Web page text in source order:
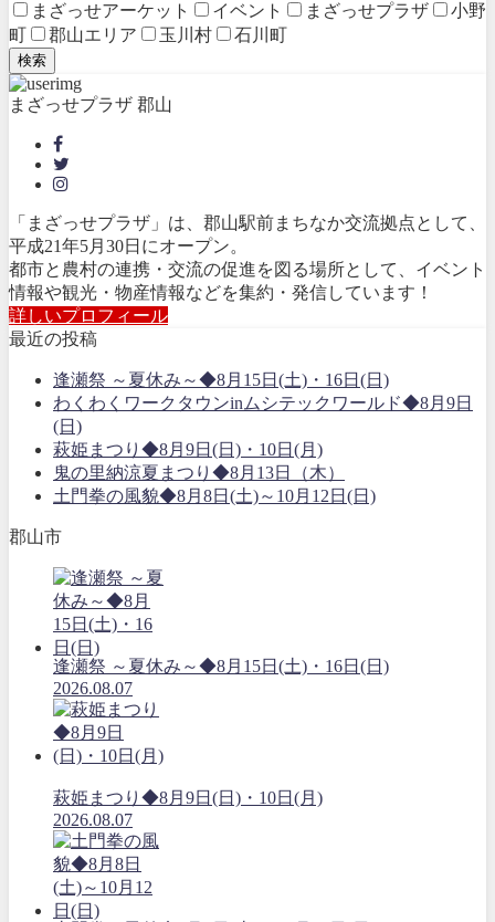
まざっせアーケット
イベント まざっせプラザ
小野
町
郡山エリア 玉川村 石川町
検索
まざっせプラザ 郡山
「まざっせプラザ」は、郡山駅前まちなか交流拠点として、
平成21年5月30日にオープン。
都市と農村の連携・交流の促進を図る場所として、イベント
情報や観光・物産情報などを集約・発信しています！
詳しいプロフィール
最近の投稿
逢瀬祭 ～夏休み～◆8月15日(土)・16日(日)
わくわくワークタウンinムシテックワールド◆8月9日
(日)
萩姫まつり◆8月9日(日)・10日(月)
鬼の里納涼夏まつり◆8月13日（木）
土門拳の風貌◆8月8日(土)～10月12日(日)
郡山市
逢瀬祭 ～夏休み～◆8月15日(土)・16日(日)
2026.08.07
萩姫まつり◆8月9日(日)・10日(月)
2026.08.07